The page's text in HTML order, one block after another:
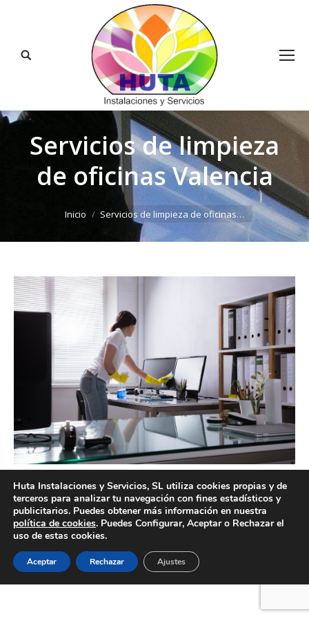
Buscar:
Servicios de limpieza
de oficinas Valencia
Inicio Servicios de limpieza de oficinas…
Servicios de limpieza de oficinas Valencia
Información legal
Huta Instalaciones y Servicios, SL utiliza cookies propias y de
terceros para analizar tu navegación con fines estadísticos y
publicitarios. Puedes obtener más información en nuestra
política de cookies. Puedes Configurar, Aceptar o Rechazar el
uso de estas cookies.
Aceptar Rechazar Ajustes